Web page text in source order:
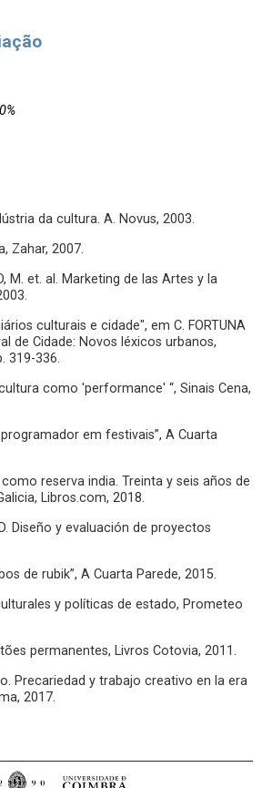
da cultura. A. Novus, 2003.
Zahar, 2007.
M. et. al. Marketing de las Artes y la
culturais e cidade", em C. FORTUNA
de Cidade: Novos léxicos urbanos,
319-336.
cultura como 'performance' “, Sinais Cena,
em festivais”, A Cuarta
como reserva india. Treinta y seis años de
Libros.com, 2018.
D. Diseño y evaluación de proyectos
de rubik”, A Cuarta Parede, 2015.
y políticas de estado, Prometeo
permanentes, Livros Cotovia, 2011.
Precariedad y trabajo creativo en la era
2017.